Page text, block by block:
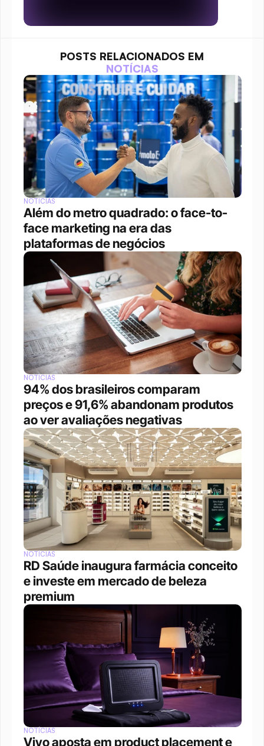
POSTS RELACIONADOS EM
NOTÍCIAS
NOTÍCIAS
Além do metro quadrado: o face-to-
face marketing na era das
plataformas de negócios
NOTÍCIAS
94% dos brasileiros comparam
preços e 91,6% abandonam produtos
ao ver avaliações negativas
NOTÍCIAS
RD Saúde inaugura farmácia conceito
e investe em mercado de beleza
premium
NOTÍCIAS
Vivo aposta em product placement e